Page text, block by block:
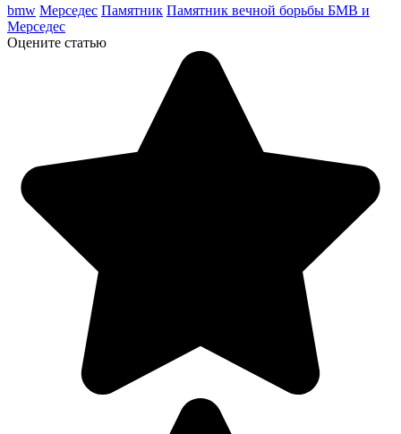
bmw Мерседес Памятник Памятник вечной борьбы БМВ и
Мерседес
Оцените статью